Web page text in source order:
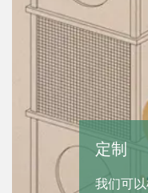
户提供的图纸或样品开发